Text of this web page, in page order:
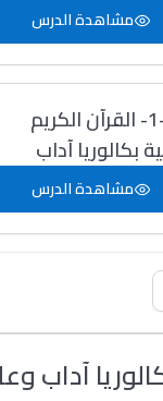
مشاهدة الدرس
أصول المعرفة الاسلامية -1- القرآن الكريم
بكالوريا آداب
مشاهدة الدرس
آداب